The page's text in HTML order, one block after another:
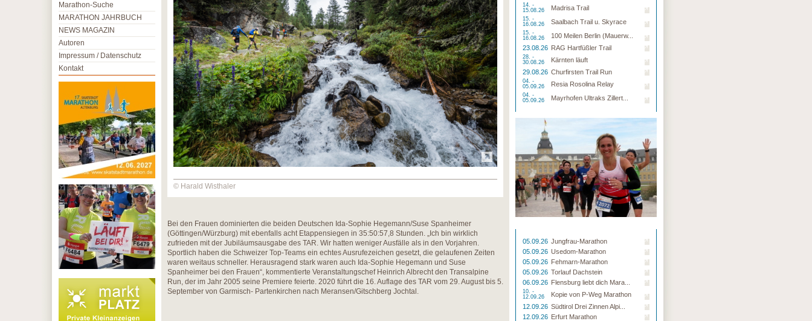
© Harald Wisthaler
Bei den Frauen dominierten die beiden Deutschen Ida-Sophie Hegemann/Suse Spanheimer
(Göttingen/Würzburg) mit ebenfalls acht Etappensiegen in 35:50:57,8 Stunden. „Ich bin wirklich
zufrieden mit der Jubiläumsausgabe des TAR. Wir hatten weniger Ausfälle als in den Vorjahren.
Sportlich haben die Schweizer Top-Teams ein echtes Ausrufezeichen gesetzt, die gelaufenen Zeiten
waren weitaus schneller. Herausragend stark waren auch Ida-Sophie Hegemann und Suse
Spanheimer bei den Frauen“, kommentierte Veranstaltungschef Heinrich Albrecht den Transalpine
Run, der im Jahr 2005 seine Premiere feierte. 2020 führt die 16. Auflage des TAR vom 29. August bis 5.
September von Garmisch- Partenkirchen nach Meransen/Gitschberg Jochtal.
14. -
15.08.26
Madrisa Trail
15. -
16.08.26
Saalbach Trail u. Skyrace
15. -
16.08.26
100 Meilen Berlin (Mauerw...
23.08.26 RAG Hartfüßler Trail
28. -
30.08.26
Kärnten läuft
29.08.26 Churfirsten Trail Run
04. -
05.09.26
Resia Rosolina Relay
04. -
05.09.26
Mayrhofen Ultraks Zillert...
05.09.26 Jungfrau-Marathon
05.09.26 Usedom-Marathon
05.09.26 Fehmarn-Marathon
05.09.26 Torlauf Dachstein
06.09.26 Flensburg liebt dich Mara...
10. -
12.09.26
Kopie von P-Weg Marathon
12.09.26 Südtirol Drei Zinnen Alpi...
12.09.26 Erfurt Marathon
Marathon-Suche
MARATHON JAHRBUCH
NEWS MAGAZIN
Autoren
Impressum / Datenschutz
Kontakt